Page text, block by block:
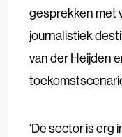
gesprekken met
journalistiek
van der Heijden
‘De sector is erg